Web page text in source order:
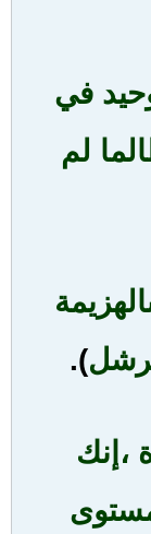
في
لم
الهزيمة
).
،إنك